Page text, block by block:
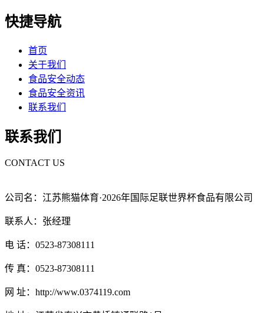
快捷导航
首页
关于我们
食品安全动态
食品安全资讯
联系我们
联系我们
CONTACT US
公司名：江苏熊猫体育·2026年国际足联世界杯食品有限公司
联系人：张经理
电 话：0523-87308111
传 真：0523-87308111
网 址：http://www.0374119.com